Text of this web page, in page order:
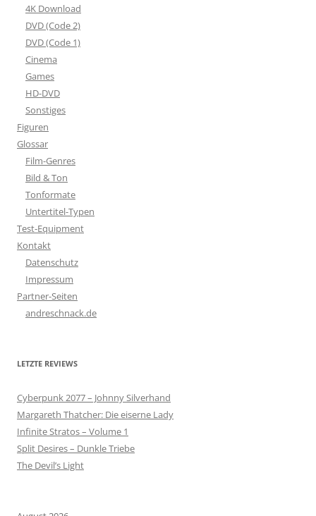
4K Download
DVD (Code 2)
DVD (Code 1)
Cinema
Games
HD-DVD
Sonstiges
Figuren
Glossar
Film-Genres
Bild & Ton
Tonformate
Untertitel-Typen
Test-Equipment
Kontakt
Datenschutz
Impressum
Partner-Seiten
andreschnack.de
LETZTE REVIEWS
Cyberpunk 2077 – Johnny Silverhand
Margareth Thatcher: Die eiserne Lady
Infinite Stratos – Volume 1
Split Desires – Dunkle Triebe
The Devil’s Light